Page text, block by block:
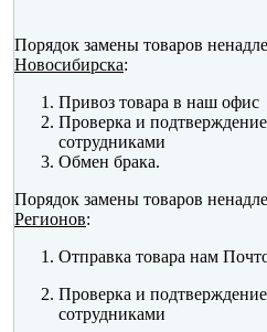
Порядок замены товаров
Новосибирска:
Привоз товара в наш офис
Проверка и
сотрудниками
Обмен брака.
Порядок замены товаров
Регионов:
Отправка товара нам
Проверка и
сотрудниками